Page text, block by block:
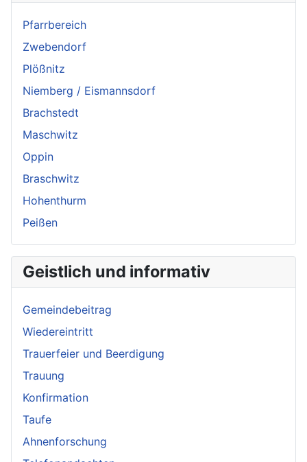
Pfarrbereich
Zwebendorf
Plößnitz
Niemberg / Eismannsdorf
Brachstedt
Maschwitz
Oppin
Braschwitz
Hohenthurm
Peißen
Geistlich und informativ
Gemeindebeitrag
Wiedereintritt
Trauerfeier und Beerdigung
Trauung
Konfirmation
Taufe
Ahnenforschung